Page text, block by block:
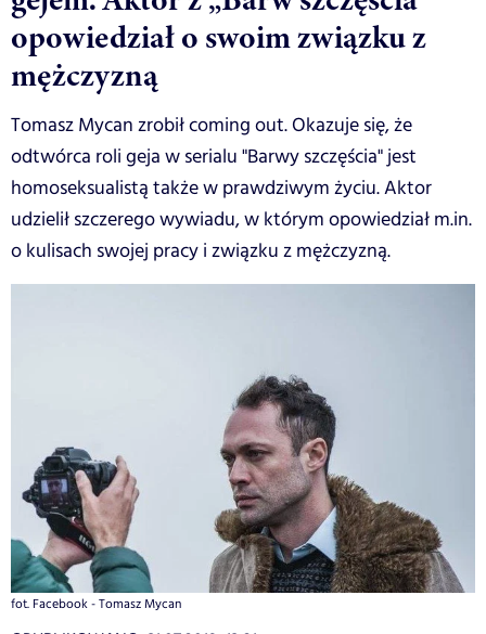
opowiedział o swoim związku z
mężczyzną
Tomasz Mycan zrobił coming out. Okazuje się, że
odtwórca roli geja w serialu "Barwy szczęścia" jest
homoseksualistą także w prawdziwym życiu. Aktor
udzielił szczerego wywiadu, w którym opowiedział m.in.
o kulisach swojej pracy i związku z mężczyzną.
fot. Facebook - Tomasz Mycan